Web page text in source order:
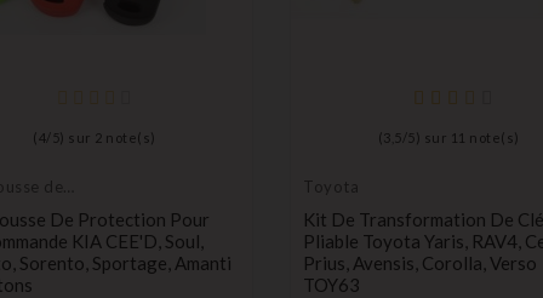
( 4/ 5) sur 2 note(s)
de
de clés
De Protection Pour
KIA CEE'D, Soul,
Sorento, Sportage, Amanti
( 3,5 / 5) sur 11 note(s)
Toyota
Kit De Transformation De Clé
Pliable Toyota Yaris, RAV4,
Prius, Avensis, Corolla, Verso
TOY63